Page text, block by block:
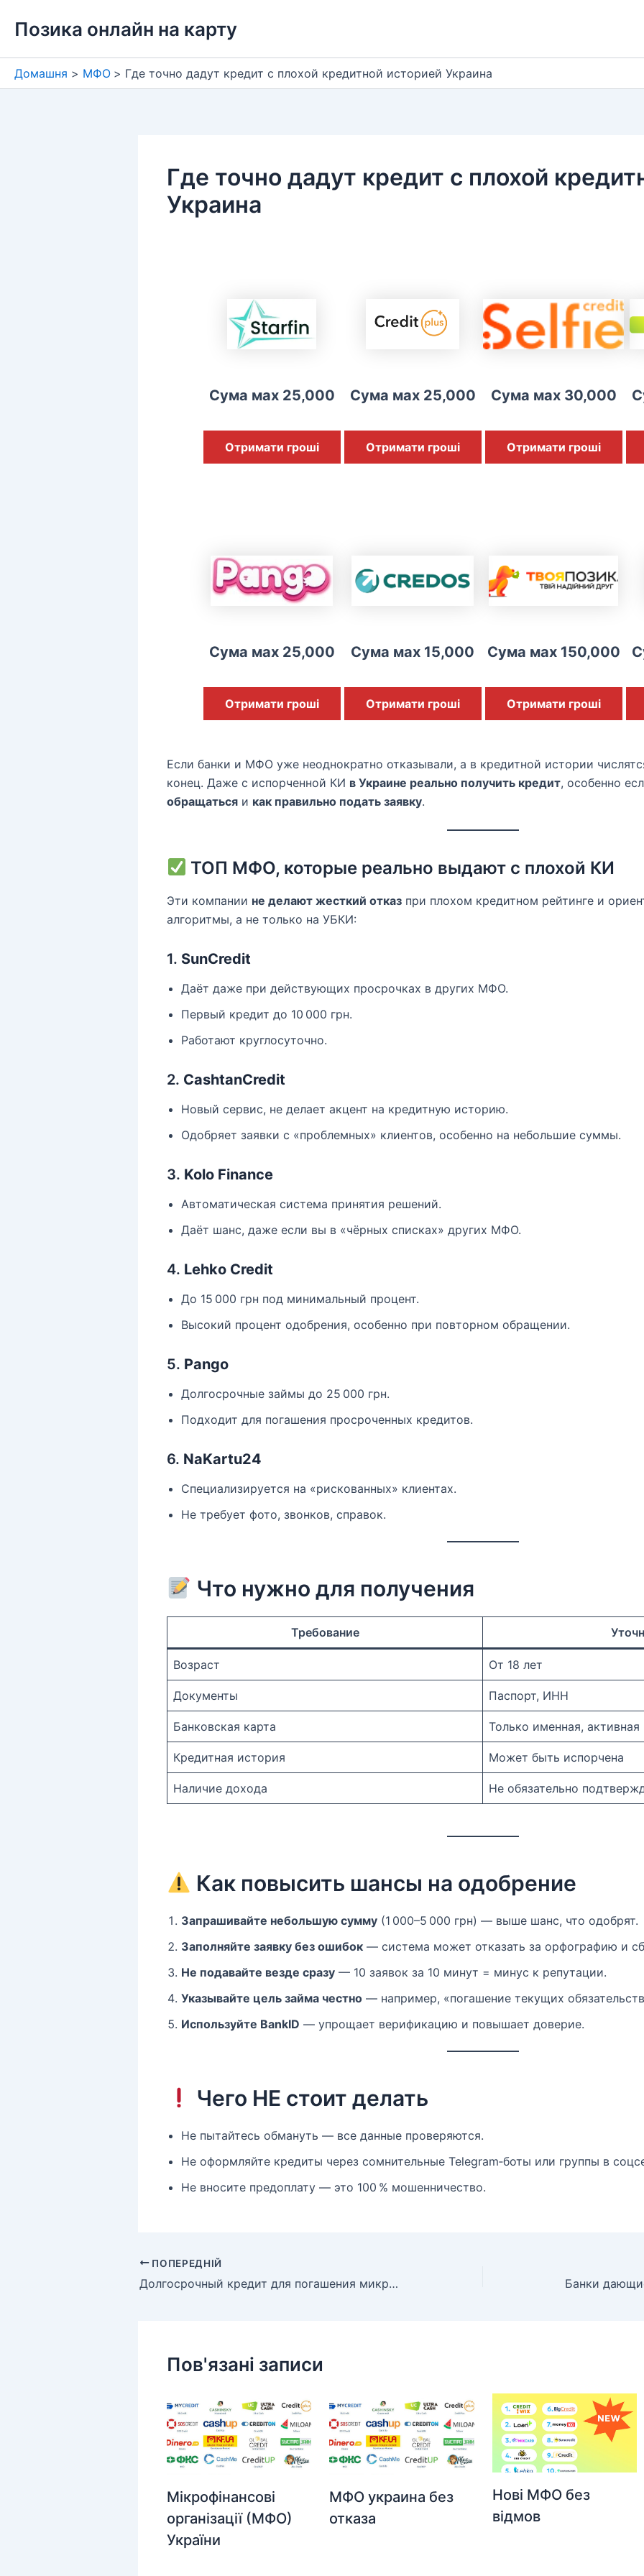
Позика онлайн на карту
Домашня МФО Где точно дадут кредит с плохой кредитной историей Украина
Где точно дадут кредит с плохой
Украина
Сума мах 25,000
Отримати гроші
Сума мах 25,000
Отримати гроші
Сума мах 30,000
Отримати гроші
Сума мах 25,000
Отримати гроші
Сума мах 15,000
Отримати гроші
Сума мах 150,000
Отримати гроші
Если банки и МФО уже неоднократно отказывали, а в кредитной истории
конец. Даже с испорченной КИ в Украине реально получить кредит, особенно
обращаться и как правильно подать заявку.
ТОП МФО, которые реально выдают с плохой КИ
Эти компании не делают жесткий отказ при плохом кредитном рейтинге и
алгоритмы, а не только на УБКИ:
1. SunCredit
Даёт даже при действующих просрочках в других МФО.
Первый кредит до 10 000 грн.
Работают круглосуточно.
2. CashtanCredit
Новый сервис, не делает акцент на кредитную историю.
Одобряет заявки с «проблемных» клиентов, особенно на небольшие суммы.
3. Kolo Finance
Автоматическая система принятия решений.
Даёт шанс, даже если вы в «чёрных списках» других МФО.
4. Lehko Credit
До 15 000 грн под минимальный процент.
Высокий процент одобрения, особенно при повторном обращении.
5. Pango
Долгосрочные займы до 25 000 грн.
Подходит для погашения просроченных кредитов.
6. NaKartu24
Специализируется на «рискованных» клиентах.
Не требует фото, звонков, справок.
Что нужно для получения
Требование
Возраст От 18 лет
Документы Паспорт, ИНН
Банковская карта Только именная, активная
Кредитная история Может быть испорчена
Наличие дохода Не обязательно
Как повысить шансы на одобрение
Запрашивайте небольшую сумму (1 000–5 000 грн) — выше шанс, что одобрят.
Заполняйте заявку без ошибок — система может отказать за орфографию и
Не подавайте везде сразу — 10 заявок за 10 минут = минус к репутации.
Указывайте цель займа честно — например, «погашение текущих
Используйте BankID — упрощает верификацию и повышает доверие.
Чего НЕ стоит делать
Не пытайтесь обмануть — все данные проверяются.
Не оформляйте кредиты через сомнительные Telegram‑боты или группы в
Не вносите предоплату — это 100 % мошенничество.
ПОПЕРЕДНІЙ
Долгосрочный кредит для погашения микрозаймов с просрочками
Пов'язані записи
Мікрофінансові
організації (МФО)
України
МФО украина без
отказа
Нові МФО без
відмов